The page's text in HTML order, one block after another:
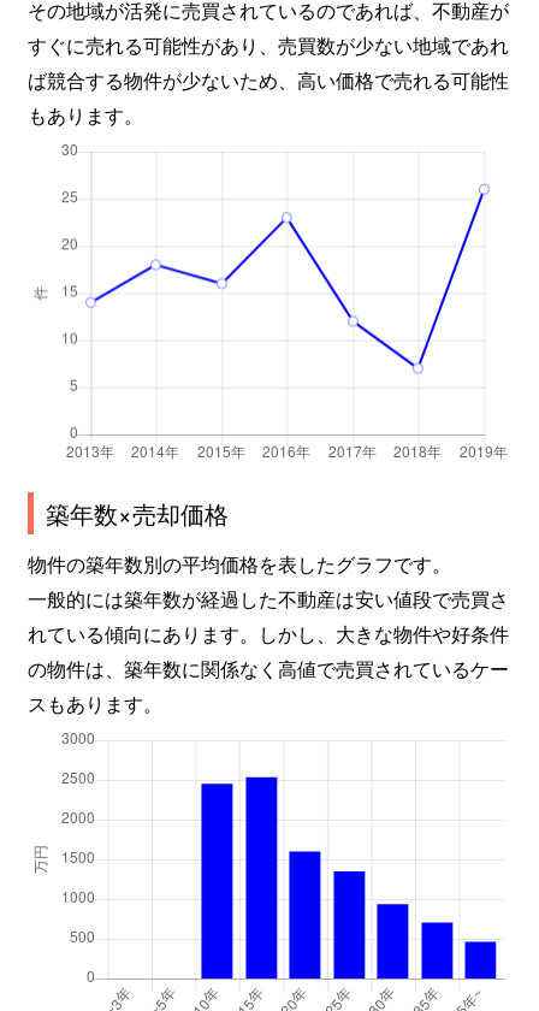
その地域が活発に売買されているのであれば、不動産が
すぐに売れる可能性があり、売買数が少ない地域であれ
ば競合する物件が少ないため、高い価格で売れる可能性
もあります。
築年数×売却価格
物件の築年数別の平均価格を表したグラフです。
一般的には築年数が経過した不動産は安い値段で売買さ
れている傾向にあります。しかし、大きな物件や好条件
の物件は、築年数に関係なく高値で売買されているケー
スもあります。